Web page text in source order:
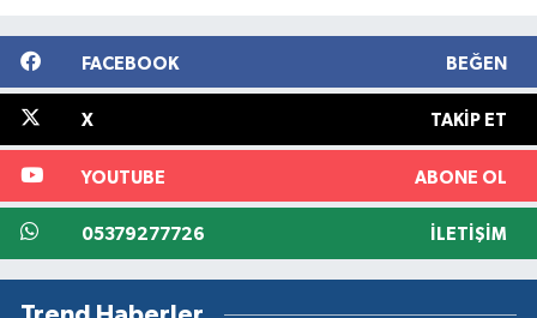
FACEBOOK BEĞEN
X TAKIP ET
YOUTUBE ABONE OL
05379277726 İLETIŞIM